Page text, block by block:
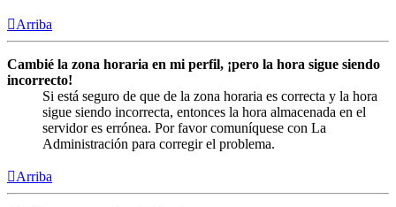
Arriba
Cambié la zona horaria en mi perfil, ¡pero la hora sigue siendo
incorrecto!
Si está seguro de que de la zona horaria es correcta y la hora
sigue siendo incorrecta, entonces la hora almacenada en el
servidor es errónea. Por favor comuníquese con La
Administración para corregir el problema.
Arriba